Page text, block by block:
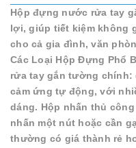
Hộp đựng nước rửa tay
lợi, giúp tiết kiệm không
cho cả gia đình, văn
Các Loại Hộp Đựng Phổ
rửa tay gắn tường chính:
cảm ứng tự động, với
dáng. Hộp nhấn thủ
nhấn một nút hoặc cần
thường có giá thành rẻ